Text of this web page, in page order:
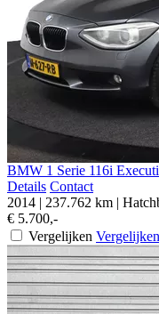
BMW 1 Serie 116i
Details Contact
2014 | 237.762 km |
€ 5.700,-
Vergelijken Vergelijken